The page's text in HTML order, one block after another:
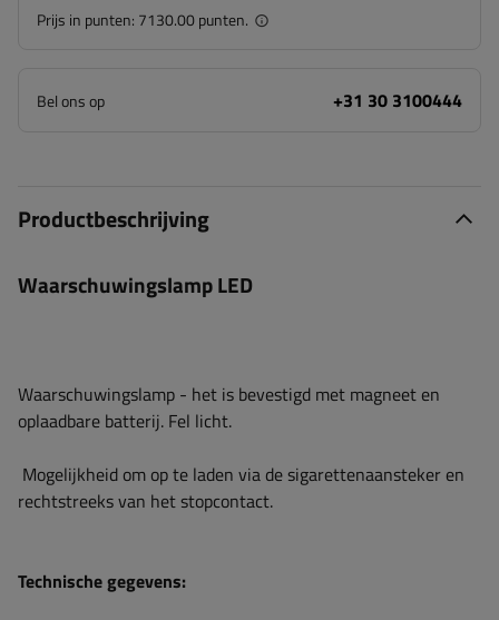
Prijs in punten: 7130.00 punten.
Bel ons op +31 30 3100444
Productbeschrijving
Waarschuwingslamp LED
Waarschuwingslamp - het is bevestigd met magneet en
oplaadbare batterij. Fel licht.
Mogelijkheid om op te laden via de sigarettenaansteker en
rechtstreeks van het stopcontact.
Technische gegevens: